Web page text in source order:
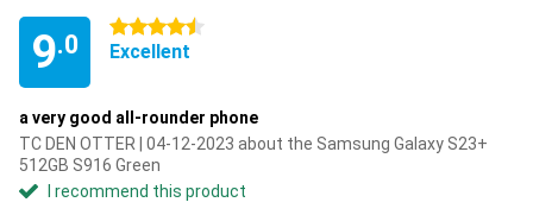
9.0
4.5 stars
Excellent
a very good all-rounder phone
TC DEN OTTER | 04-12-2023 about the Samsung Galaxy S23+
512GB S916 Green
I recommend this product